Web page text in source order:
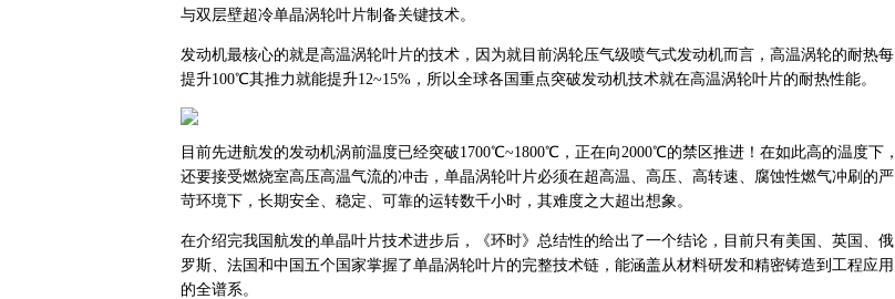
与双层壁超冷单晶涡轮叶片制备关键技术。
发动机最核心的就是高温涡轮叶片的技术，因为就目前涡轮压气级喷气式发动机而言，高温涡轮的耐热每
提升100℃其推力就能提升12~15%，所以全球各国重点突破发动机技术就在高温涡轮叶片的耐热性能。
目前先进航发的发动机涡前温度已经突破1700℃~1800℃，正在向2000℃的禁区推进！在如此高的温度下，
还要接受燃烧室高压高温气流的冲击，单晶涡轮叶片必须在超高温、高压、高转速、腐蚀性燃气冲刷的严
苛环境下，长期安全、稳定、可靠的运转数千小时，其难度之大超出想象。
在介绍完我国航发的单晶叶片技术进步后，《环时》总结性的给出了一个结论，目前只有美国、英国、俄
罗斯、法国和中国五个国家掌握了单晶涡轮叶片的完整技术链，能涵盖从材料研发和精密铸造到工程应用
的全谱系。